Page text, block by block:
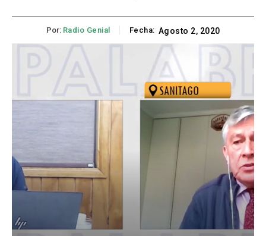
Por: Radio Genial Fecha: Agosto 2, 2020